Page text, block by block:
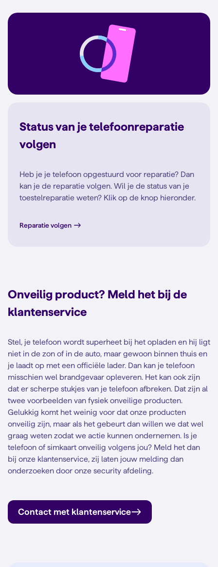
Status van je telefoonreparatie
volgen
Heb je je telefoon opgestuurd voor reparatie? Dan
kan je de reparatie volgen. Wil je de status van je
toestelreparatie weten? Klik op de knop hieronder.
Reparatie volgen
Onveilig product? Meld het bij de
klantenservice
Stel, je telefoon wordt superheet bij het opladen en hij ligt
niet in de zon of in de auto, maar gewoon binnen thuis en
je laadt op met een officiële lader. Dan kan je telefoon
misschien wel brandgevaar opleveren. Het kan ook zijn
dat er scherpe stukjes van je telefoon afbreken. Dat zijn al
twee voorbeelden van fysiek onveilige producten.
Gelukkig komt het weinig voor dat onze producten
onveilig zijn, maar als het gebeurt dan willen we dat wel
graag weten zodat we actie kunnen ondernemen. Is je
telefoon of simkaart onveilig volgens jou? Meld het dan
bij onze klantenservice, zij laten jouw melding dan
onderzoeken door onze security afdeling.
Contact met klantenservice